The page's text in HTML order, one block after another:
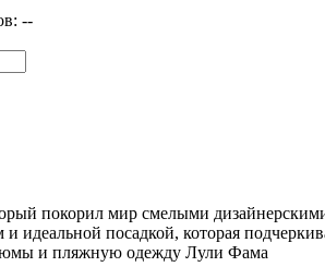
--
покорил мир смелыми
идеальной посадкой, которая
и пляжную одежду Лули Фама